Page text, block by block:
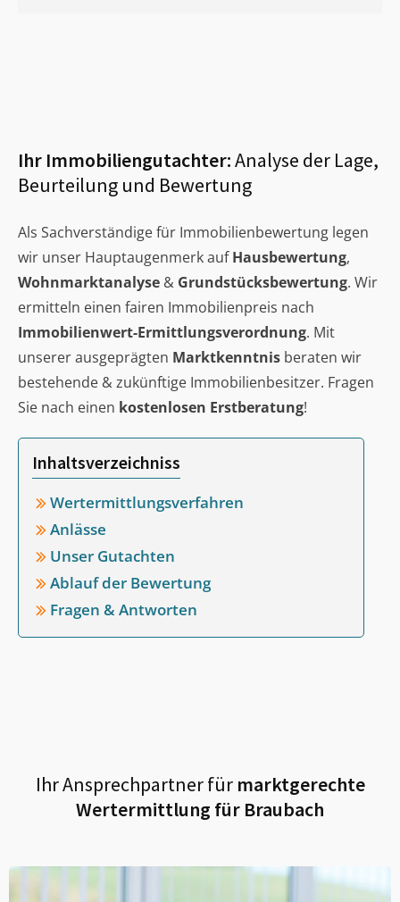
Ihr Immobiliengutachter:Analyse der Lage,
Beurteilung und Bewertung
Als Sachverständige für Immobilienbewertung legen
wir unser Hauptaugenmerk aufHausbewertung,
Wohnmarktanalyse & Grundstücksbewertung. Wir
ermitteln einen fairen Immobilienpreis nach
Immobilienwert-Ermittlungsverordnung. Mit
unserer ausgeprägten Marktkenntnis beraten wir
bestehende & zukünftige Immobilienbesitzer. Fragen
Sie nach einen kostenlosen Erstberatung!
Inhaltsverzeichniss
Wertermittlungsverfahren
Anlässe
Unser Gutachten
Ablauf der Bewertung
Fragen & Antworten
Ihr Ansprechpartner fürmarktgerechte
Wertermittlung für Braubach